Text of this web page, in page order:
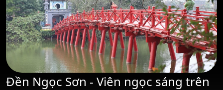
Đền Ngọc Sơn - Viên ngọc sáng trên